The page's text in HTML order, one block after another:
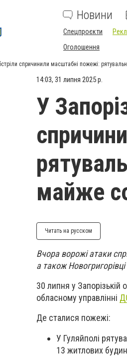
Новини
Спецпроєкти
Оголошення
спричинили масштабні пожежі:
14:03, 31 липня 2025 р.
У
майже
Читать на русском
Вчора ворожі атаки
а також
30 липня у
обласному управлінні
Де сталися пожежі:
У Гуляйполі
13 житлових